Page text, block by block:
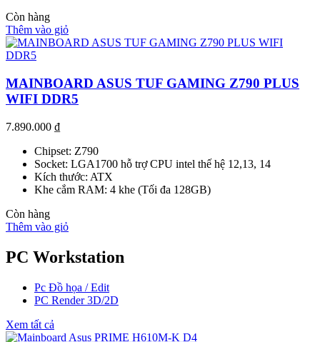
Còn hàng
Thêm vào giỏ
MAINBOARD ASUS TUF GAMING Z790 PLUS
WIFI DDR5
7.890.000 ₫
Chipset: Z790
Socket: LGA1700 hỗ trợ CPU intel thế hệ 12,13, 14
Kích thước: ATX
Khe cắm RAM: 4 khe (Tối đa 128GB)
Còn hàng
Thêm vào giỏ
PC Workstation
Pc Đồ họa / Edit
PC Render 3D/2D
Xem tất cả